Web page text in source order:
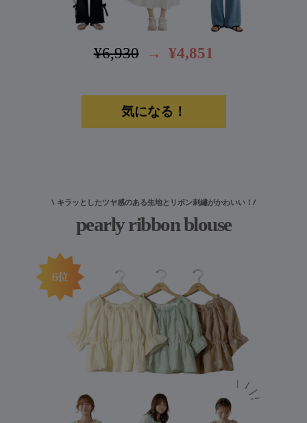
¥6,930 → ¥4,851
気になる！
\ キラッとしたツヤ感のある生地とリボン刺繡がかわいい！/
pearly ribbon blouse